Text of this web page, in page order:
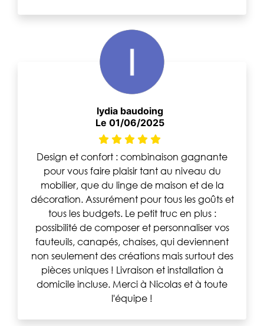
lydia baudoing
Le 01/06/2025
Design et confort : combinaison gagnante
pour vous faire plaisir tant au niveau du
mobilier, que du linge de maison et de la
décoration. Assurément pour tous les goûts et
tous les budgets. Le petit truc en plus :
possibilité de composer et personnaliser vos
fauteuils, canapés, chaises, qui deviennent
non seulement des créations mais surtout des
pièces uniques ! Livraison et installation à
domicile incluse. Merci à Nicolas et à toute
l'équipe !